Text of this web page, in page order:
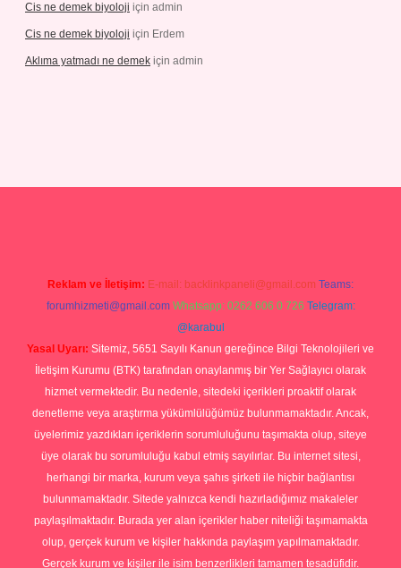
Cis ne demek biyoloji için admin
Cis ne demek biyoloji için Erdem
Aklıma yatmadı ne demek için admin
Reklam ve İletişim: E-mail: backlinkpaneli@gmail.com Teams:
forumhizmeti@gmail.com Whatsapp: 0262 606 0 726 Telegram:
@karabul
Yasal Uyarı: Sitemiz, 5651 Sayılı Kanun gereğince Bilgi Teknolojileri ve
İletişim Kurumu (BTK) tarafından onaylanmış bir Yer Sağlayıcı olarak
hizmet vermektedir. Bu nedenle, sitedeki içerikleri proaktif olarak
denetleme veya araştırma yükümlülüğümüz bulunmamaktadır. Ancak,
üyelerimiz yazdıkları içeriklerin sorumluluğunu taşımakta olup, siteye
üye olarak bu sorumluluğu kabul etmiş sayılırlar. Bu internet sitesi,
herhangi bir marka, kurum veya şahıs şirketi ile hiçbir bağlantısı
bulunmamaktadır. Sitede yalnızca kendi hazırladığımız makaleler
paylaşılmaktadır. Burada yer alan içerikler haber niteliği taşımamakta
olup, gerçek kurum ve kişiler hakkında paylaşım yapılmamaktadır.
Gerçek kurum ve kişiler ile isim benzerlikleri tamamen tesadüfidir.